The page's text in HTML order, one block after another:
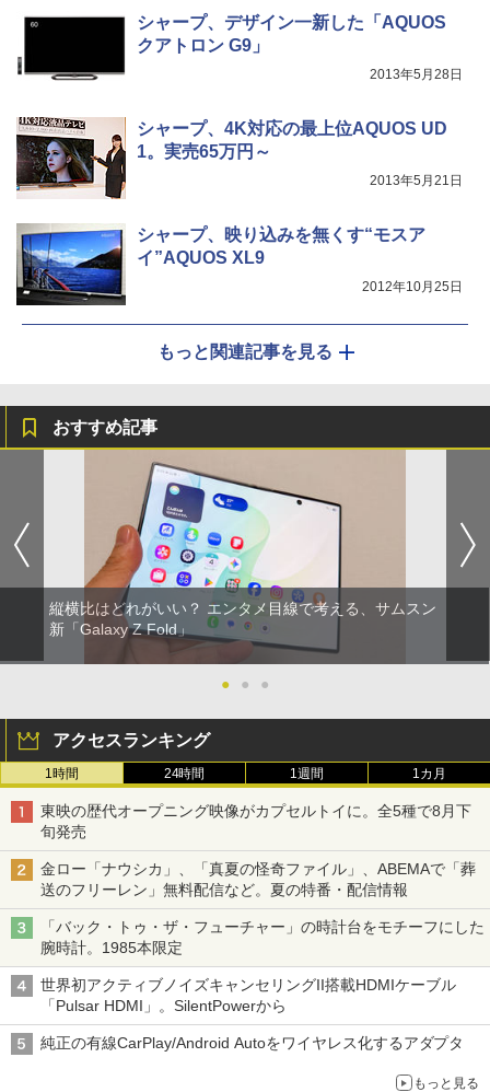
シャープ、デザイン一新した「AQUOS
クアトロン G9」
2013年5月28日
シャープ、4K対応の最上位AQUOS UD
1。実売65万円～
2013年5月21日
シャープ、映り込みを無くす“モスア
イ”AQUOS XL9
2012年10月25日
もっと関連記事を見る
おすすめ記事
縦横比はどれがいい？ エンタメ目線で考える、サムスン
新「Galaxy Z Fold」
● ● ●
アクセスランキング
1時間 24時間 1週間 1カ月
東映の歴代オープニング映像がカプセルトイに。全5種で8月下
旬発売
金ロー「ナウシカ」、「真夏の怪奇ファイル」、ABEMAで「葬
送のフリーレン」無料配信など。夏の特番・配信情報
「バック・トゥ・ザ・フューチャー」の時計台をモチーフにした
腕時計。1985本限定
世界初アクティブノイズキャンセリングII搭載HDMIケーブル
「Pulsar HDMI」。SilentPowerから
純正の有線CarPlay/Android Autoをワイヤレス化するアダプタ
もっと見る